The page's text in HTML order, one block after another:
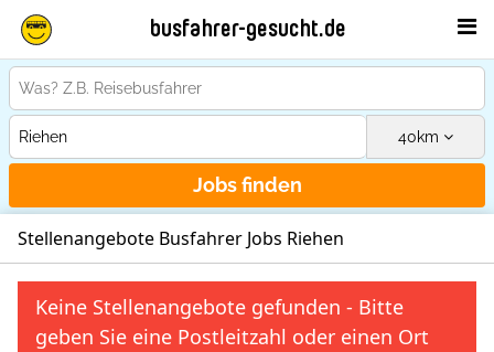
busfahrer-gesucht.de
40km
Jobs finden
Stellenangebote Busfahrer Jobs Riehen
Keine Stellenangebote gefunden - Bitte
geben Sie eine Postleitzahl oder einen Ort